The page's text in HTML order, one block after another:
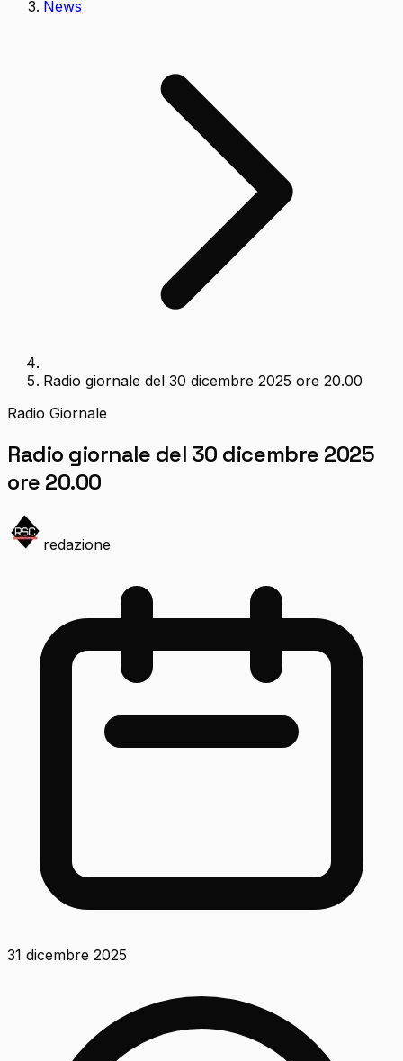
News
Radio giornale del 30 dicembre 2025 ore 20.00
Radio Giornale
Radio giornale del 30 dicembre 2025
ore 20.00
redazione
31 dicembre 2025